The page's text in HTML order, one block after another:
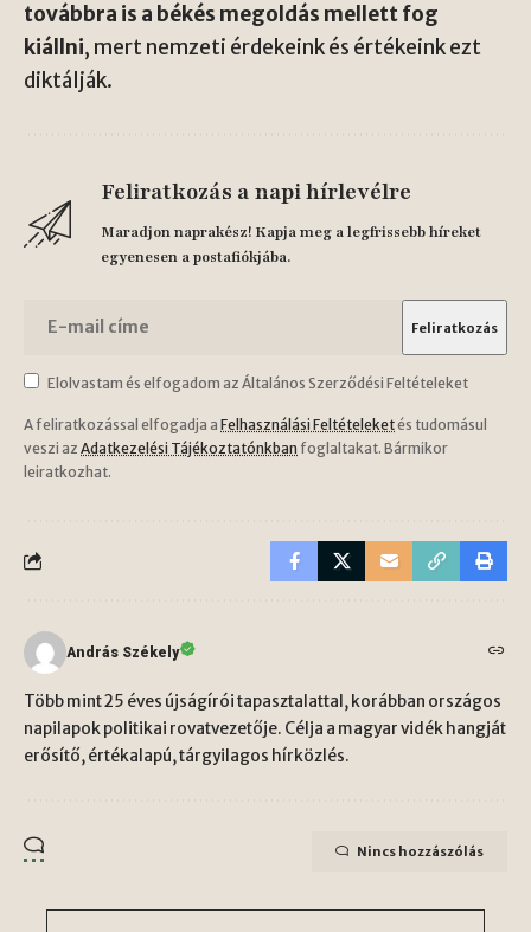
továbbra is a békés megoldás mellett fog
kiállni, mert nemzeti érdekeink és értékeink ezt
diktálják.
Feliratkozás a napi hírlevélre
Maradjon naprakész! Kapja meg a legfrissebb híreket
egyenesen a postafiókjába.
Elolvastam és elfogadom az Általános Szerződési Feltételeket
A feliratkozással elfogadja a Felhasználási Feltételeketés tudomásul
veszi az Adatkezelési Tájékoztatónkban foglaltakat. Bármikor
leiratkozhat.
András Székely
Több mint 25 éves újságírói tapasztalattal, korábban országos
napilapok politikai rovatvezetője. Célja a magyar vidék hangját
erősítő, értékalapú, tárgyilagos hírközlés.
Nincs hozzászólás